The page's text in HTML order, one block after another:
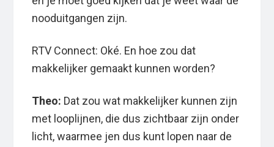
nooduitgangen zijn.
RTV Connect: Oké. En hoe zou dat
makkelijker gemaakt kunnen worden?
Theo: Dat zou wat makkelijker kunnen zijn
met looplijnen, die dus zichtbaar zijn onder
licht, waarmee jen dus kunt lopen naar de